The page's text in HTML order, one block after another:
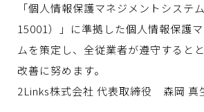
「個人情報保護マネジメントシステ
15001）」に準拠した個人情報保護
ムを策定し、全従業者が遵守すると
改善に努めます。
2Links株式会社 代表取締役 森岡 真